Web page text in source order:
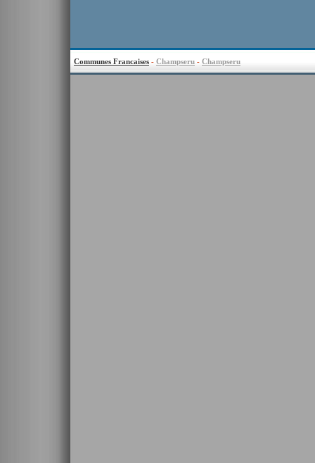
Communes Francaises - Champseru - Champseru